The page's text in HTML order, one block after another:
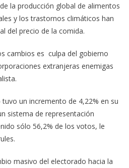
la producción global de alimentos
y los trastornos climáticos han
del precio de la comida.
cambios es culpa del gobierno
extranjeras enemigas
un incremento de 4,22% en su
sistema de representación
sólo 56,2% de los votos, le
masivo del electorado hacia la